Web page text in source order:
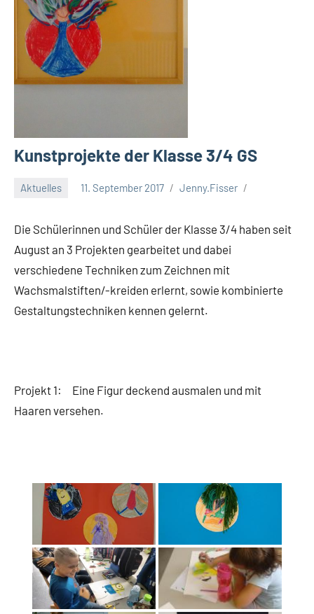
Kunstprojekte der Klasse 3/4 GS
Aktuelles 11. September 2017 Jenny.Fisser
Die Schülerinnen und Schüler der Klasse 3/4 haben seit
August an 3 Projekten gearbeitet und dabei
verschiedene Techniken zum Zeichnen mit
Wachsmalstiften/-kreiden erlernt, sowie kombinierte
Gestaltungstechniken kennen gelernt.
Projekt 1: Eine Figur deckend ausmalen und mit
Haaren versehen.